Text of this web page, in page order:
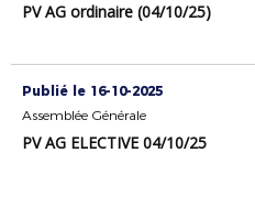
PV AG ordinaire (04/10/25)
Publié le 16-10-2025
Assemblée Générale
PV AG ELECTIVE 04/10/25